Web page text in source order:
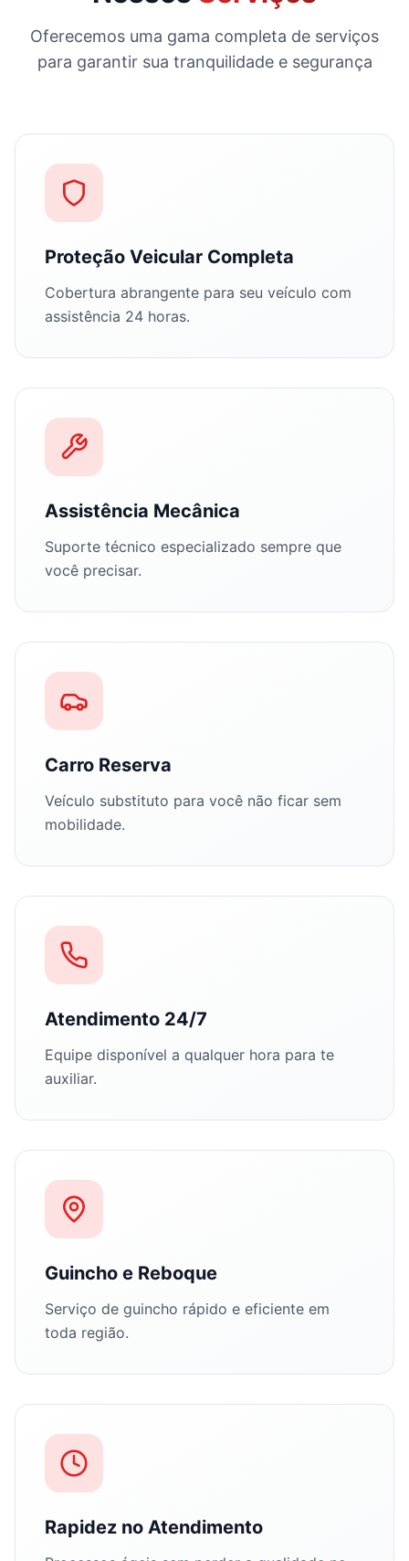
Oferecemos uma gama completa de serviços
para garantir sua tranquilidade e segurança
Proteção Veicular Completa
Cobertura abrangente para seu veículo com
assistência 24 horas.
Assistência Mecânica
Suporte técnico especializado sempre que
você precisar.
Carro Reserva
Veículo substituto para você não ficar sem
mobilidade.
Atendimento 24/7
Equipe disponível a qualquer hora para te
auxiliar.
Guincho e Reboque
Serviço de guincho rápido e eficiente em
toda região.
Rapidez no Atendimento